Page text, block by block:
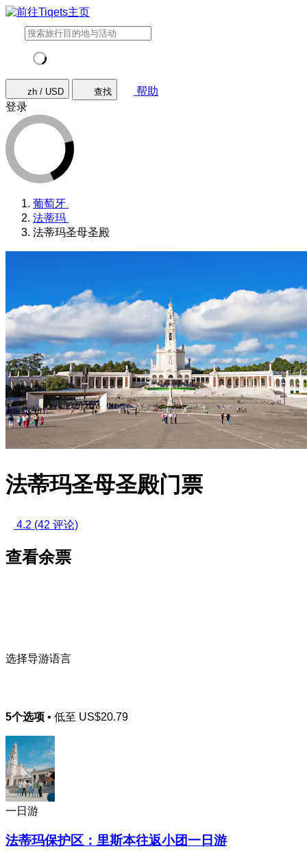
zh / USD 查找
帮助
登录
葡萄牙
法蒂玛
法蒂玛圣母圣殿
法蒂玛圣母圣殿门票
4.2 (42 评论)
查看余票
选择导游语言
5个选项 • 低至 US$20.79
一日游
法蒂玛保护区：里斯本往返小团一日游